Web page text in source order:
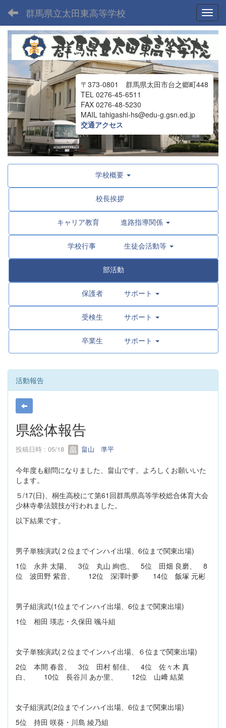
群馬県立太田東高等学校
〒373-0801 群馬県太田市台之郷町448
TEL 0276-45-6511
FAX 0276-48-5230
MAIL tahigashi-hs@edu-g.gsn.ed.jp
交通アクセス
学校概要
校長挨拶
キャリア教育 進路指導関係
学校行事 生徒会活動等
部活動
保護者 サポート
受検生 サポート
卒業生 サポート
活動報告
県総体報告
投稿日時 : 05/18 畠山 準平
今年度も顧問になりました、畠山です。よろしくお願いいた
します。
５/17(日)、桐生高校にて第61回群馬県高等学校総合体育大会
少林寺拳法競技が行われました。
以下結果です。
男子単独演武(２位までインハイ出場、6位まで関東出場)
1位 永井 太陽、 3位 丸山 絢也、 5位 田畑 良磨、 8
位 波田野 紫音、 12位 深澤叶夢 14位 飯塚 元彬
男子組演武(1位までインハイ出場、6位まで関東出場)
1位 相田 瑛志・久保田 颯斗組
女子単独演武(２位までインハイ出場、６位まで関東出場)
2位 本間 春音、 3位 田村 郁佳、 4位 佐々木 真
白、 10位 長谷川 あか里、 12位 山﨑 結菜
女子組演武(2位までインハイ出場、6位まで関東出場)
5位 持田 咲葵・川島 綾乃組